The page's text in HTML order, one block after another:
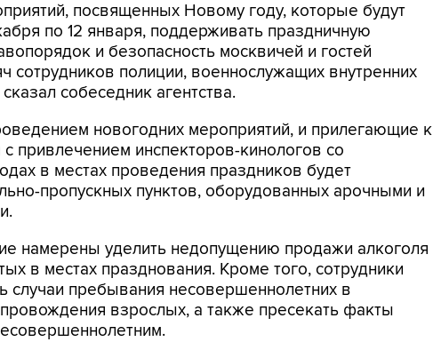
посвященных Новому году, которые будут
по 12 января, поддерживать праздничную
и безопасность москвичей и гостей
сотрудников полиции, военнослужащих внутренних
собеседник агентства.
новогодних мероприятий, и прилегающие к
привлечением инспекторов-кинологов со
в местах проведения праздников будет
пропускных пунктов, оборудованных арочными и
намерены уделить недопущению продажи алкоголя
в местах празднования. Кроме того, сотрудники
случаи пребывания несовершеннолетних в
взрослых, а также пресекать факты